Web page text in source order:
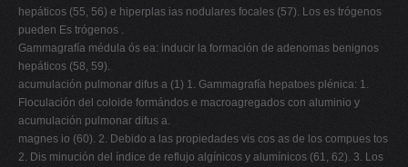
hepáticos (55, 56) e hiperplas ias nodulares focales (57). Los es trógenos
pueden Es trógenos .
Gammagrafía médula ós ea: inducir la formación de adenomas benignos
hepáticos (58, 59).
acumulación pulmonar difus a (1) 1. Gammagrafía hepatoes plénica: 1.
Floculación del coloide formándos e macroagregados con aluminio y
acumulación pulmonar difus a.
magnes io (60). 2. Debido a las propiedades vis cos as de los compues tos
2. Dis minución del índice de reflujo algínicos y alumínicos (61, 62). 3. Los